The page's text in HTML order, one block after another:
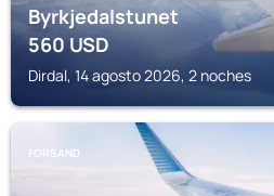
Byrkjedalstunet
560USD
Dirdal, 14 agosto 2026, 2 noches
FORSAND